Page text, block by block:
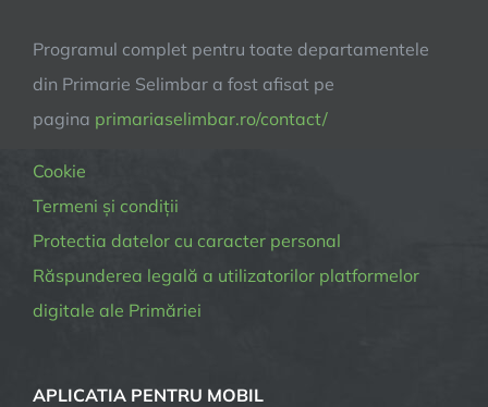
Programul complet pentru toate departamentele
din Primarie Selimbar a fost afisat pe
pagina primariaselimbar.ro/contact/
Cookie
Termeni și condiții
Protectia datelor cu caracter personal
Răspunderea legală a utilizatorilor platformelor
digitale ale Primăriei
APLICATIA PENTRU MOBIL